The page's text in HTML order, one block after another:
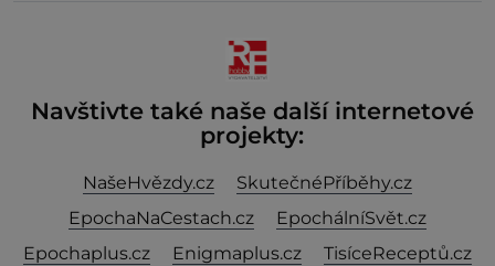
Navštivte také naše další internetové
projekty:
NašeHvězdy.cz
SkutečnéPříběhy.cz
EpochaNaCestach.cz
EpochálníSvět.cz
Epochaplus.cz
Enigmaplus.cz
TisíceReceptů.cz